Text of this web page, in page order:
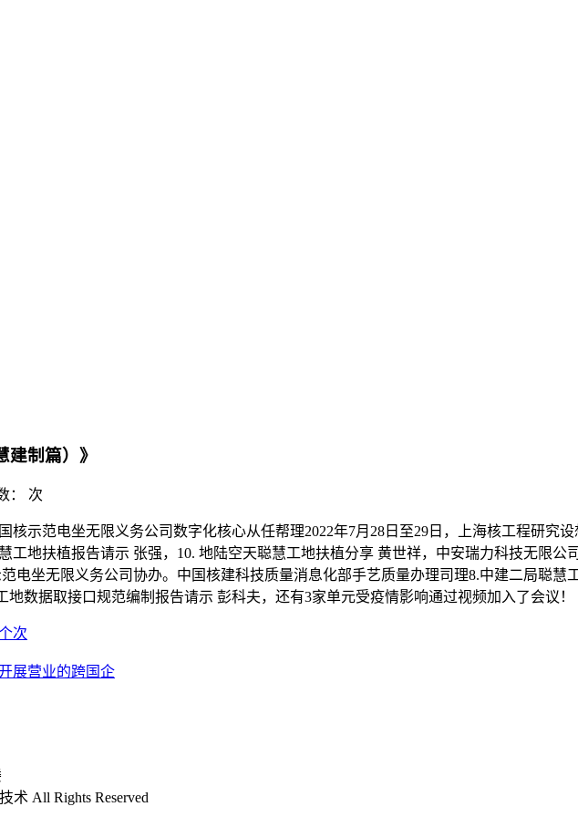
制篇）》
： 次
示范电坐无限义务公司数字化核心从任帮理2022年7月28日至29日，上海核工程研究
工地扶植报告请示 张强，10. 地陆空天聪慧工地扶植分享 黄世祥，中安瑞力科技无限公
电坐无限义务公司协办。中国核建科技质量消息化部手艺质量办理司理8.中建二局聪
数据取接口规范编制报告请示 彭科夫，还有3家单元受疫情影响通过视频加入了会议！
次
展营业的跨国企
术 All Rights Reserved